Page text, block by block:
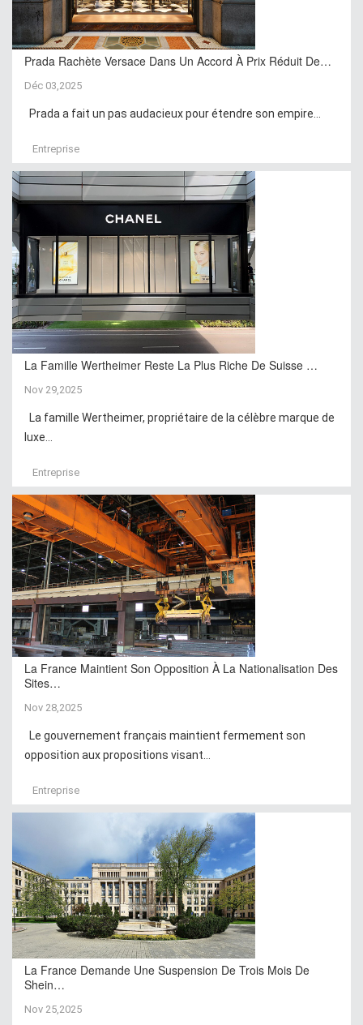
Prada Rachète Versace Dans Un Accord À Prix Réduit De…
Déc 03,2025
Prada a fait un pas audacieux pour étendre son empire...
Entreprise
La Famille Wertheimer Reste La Plus Riche De Suisse …
Nov 29,2025
La famille Wertheimer, propriétaire de la célèbre marque de
luxe...
Entreprise
La France Maintient Son Opposition À La Nationalisation Des
Sites…
Nov 28,2025
Le gouvernement français maintient fermement son
opposition aux propositions visant...
Entreprise
La France Demande Une Suspension De Trois Mois De
Shein…
Nov 25,2025